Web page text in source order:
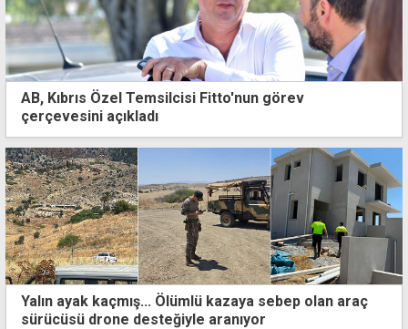
AB, Kıbrıs Özel Temsilcisi Fitto'nun görev
çerçevesini açıkladı
Yalın ayak kaçmış... Ölümlü kazaya sebep olan araç
sürücüsü drone desteğiyle aranıyor